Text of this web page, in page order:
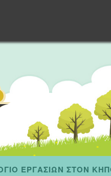
ΕΡΓΑΣΙΩΝ ΣΤΟΝ